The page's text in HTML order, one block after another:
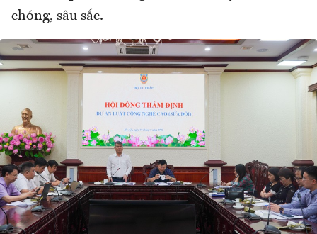
chóng, sâu sắc.